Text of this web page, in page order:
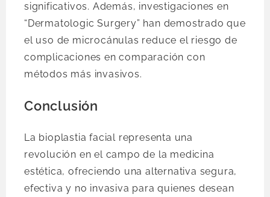
significativos. Además, investigaciones en
“Dermatologic Surgery” han demostrado que
el uso de microcánulas reduce el riesgo de
complicaciones en comparación con
métodos más invasivos.
Conclusión
La bioplastia facial representa una
revolución en el campo de la medicina
estética, ofreciendo una alternativa segura,
efectiva y no invasiva para quienes desean